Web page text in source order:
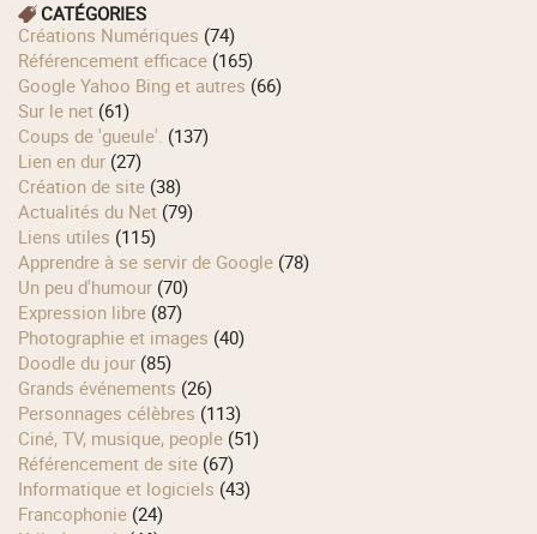
CATÉGORIES
Créations Numériques (74)
Référencement efficace (165)
Google Yahoo Bing et autres (66)
Sur le net (61)
Coups de 'gueule'. (137)
Lien en dur (27)
Création de site (38)
Actualités du Net (79)
Liens utiles (115)
Apprendre à se servir de Google (78)
Un peu d'humour (70)
Expression libre (87)
Photographie et images (40)
Doodle du jour (85)
Grands événements (26)
Personnages célèbres (113)
Ciné, TV, musique, people (51)
Référencement de site (67)
Informatique et logiciels (43)
Francophonie (24)